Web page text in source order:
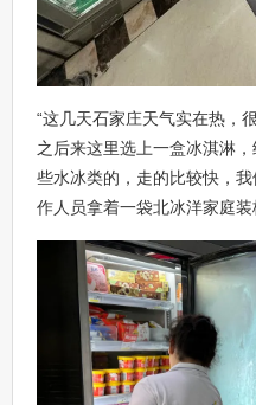
“这几天石家庄天气实在热，
之后来这里选上一盒冰淇淋
些水冰类的，走的比较快，
作人员拿着一袋北冰洋家庭装